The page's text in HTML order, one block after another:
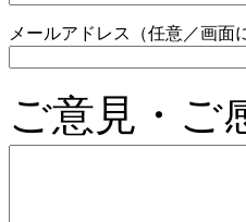
メールアドレス（任意／画面
ご意見・ご